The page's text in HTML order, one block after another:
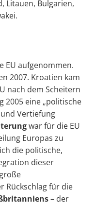
Litauen, Bulgarien,
EU aufgenommen.
2007. Kroatien kam
nach dem Scheitern
2005 eine „politische
Vertiefung
war für die EU
Europas zu
die politische,
dieser
Rückschlag für die
– der